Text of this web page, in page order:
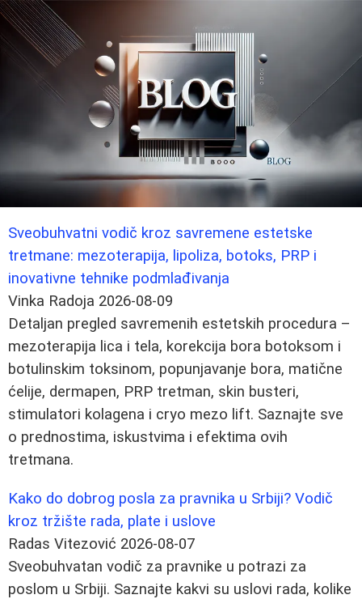
Sveobuhvatni vodič kroz savremene estetske
tretmane: mezoterapija, lipoliza, botoks, PRP i
inovativne tehnike podmlađivanja
Vinka Radoja 2026-08-09
Detaljan pregled savremenih estetskih procedura –
mezoterapija lica i tela, korekcija bora botoksom i
botulinskim toksinom, popunjavanje bora, matične
ćelije, dermapen, PRP tretman, skin busteri,
stimulatori kolagena i cryo mezo lift. Saznajte sve
o prednostima, iskustvima i efektima ovih
tretmana.
Kako do dobrog posla za pravnika u Srbiji? Vodič
kroz tržište rada, plate i uslove
Radas Vitezović 2026-08-07
Sveobuhvatan vodič za pravnike u potrazi za
poslom u Srbiji. Saznajte kakvi su uslovi rada, kolike